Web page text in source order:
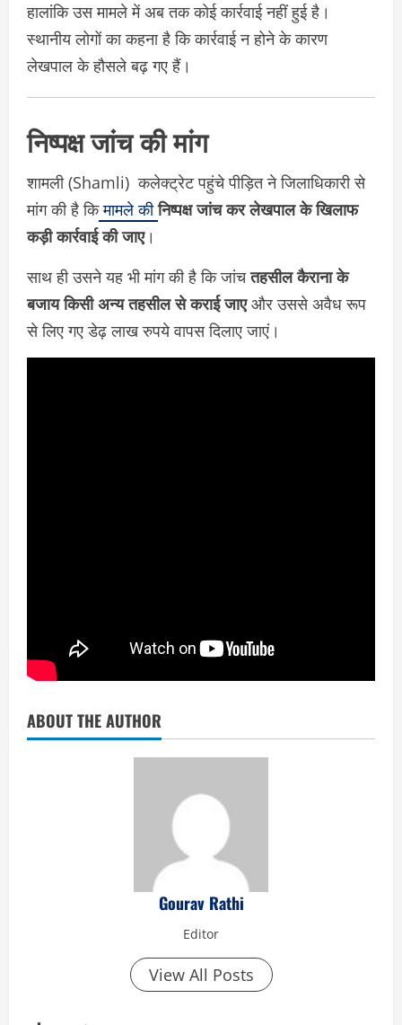
हालांकि उस मामले में अब तक कोई कार्रवाई नहीं हुई है।
स्थानीय लोगों का कहना है कि कार्रवाई न होने के कारण
लेखपाल के हौसले बढ़ गए हैं।
निष्पक्ष जांच की मांग
शामली (Shamli) कलेक्ट्रेट पहुंचे पीड़ित ने जिलाधिकारी से
मांग की है किमामले कीनिष्पक्ष जांच कर लेखपाल के खिलाफ
कड़ी कार्रवाई की जाए।
साथ ही उसने यह भी मांग की है कि जांचतहसील कैराना के
बजाय किसी अन्य तहसील से कराई जाएऔर उससे अवैध रूप
से लिए गए डेढ़ लाख रुपये वापस दिलाए जाएं।
ABOUT THE AUTHOR
Gourav Rathi
Editor
View All Posts